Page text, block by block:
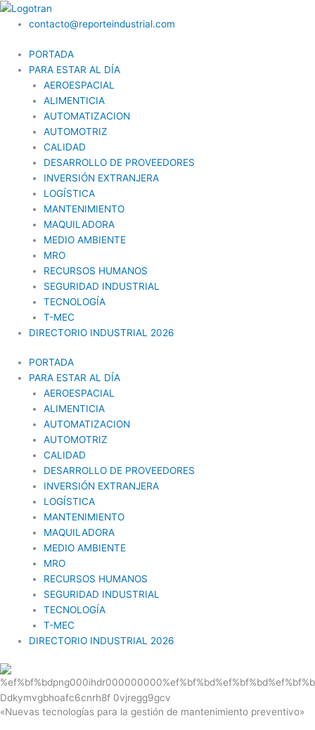
Ir
contacto@reporteindustrial.com
PORTADA
PARA ESTAR AL DÍA
AEROESPACIAL
ALIMENTICIA
AUTOMATIZACION
AUTOMOTRIZ
CALIDAD
DESARROLLO DE PROVEEDORES
INVERSIÓN EXTRANJERA
LOGÍSTICA
MANTENIMIENTO
MAQUILADORA
MEDIO AMBIENTE
MRO
RECURSOS HUMANOS
SEGURIDAD INDUSTRIAL
TECNOLOGÍA
T-MEC
DIRECTORIO INDUSTRIAL 2026
PORTADA
PARA ESTAR AL DÍA
AEROESPACIAL
ALIMENTICIA
AUTOMATIZACION
AUTOMOTRIZ
CALIDAD
DESARROLLO DE PROVEEDORES
INVERSIÓN EXTRANJERA
LOGÍSTICA
MANTENIMIENTO
MAQUILADORA
MEDIO AMBIENTE
MRO
RECURSOS HUMANOS
SEGURIDAD INDUSTRIAL
TECNOLOGÍA
T-MEC
DIRECTORIO INDUSTRIAL 2026
«Nuevas tecnologías para la gestión de mantenimiento preventivo»